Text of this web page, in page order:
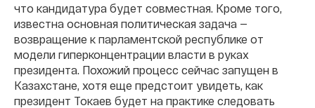
что кандидатура будет совместная. Кроме того,
известна основная политическая задача —
возвращение к парламентской республике от
модели гиперконцентрации власти в руках
президента. Похожий процесс сейчас запущен в
Казахстане, хотя еще предстоит увидеть, как
президент Токаев будет на практике следовать